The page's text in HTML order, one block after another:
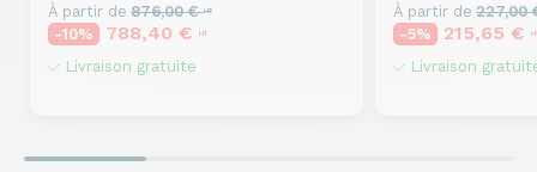
À partir de 876,00 €HT
-10% 788,40 € HT
Livraison gratuite
À partir de 227,00
-5%
215,65 €
Livraison